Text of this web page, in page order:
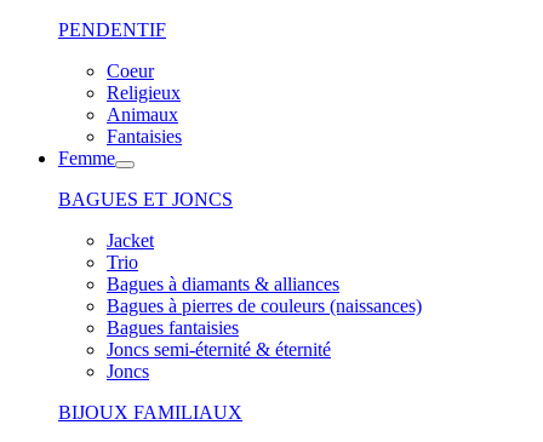
PENDENTIF
Coeur
Religieux
Animaux
Fantaisies
Femme
BAGUES ET JONCS
Jacket
Trio
Bagues à diamants & alliances
Bagues à pierres de couleurs (naissances)
Bagues fantaisies
Joncs semi-éternité & éternité
Joncs
BIJOUX FAMILIAUX